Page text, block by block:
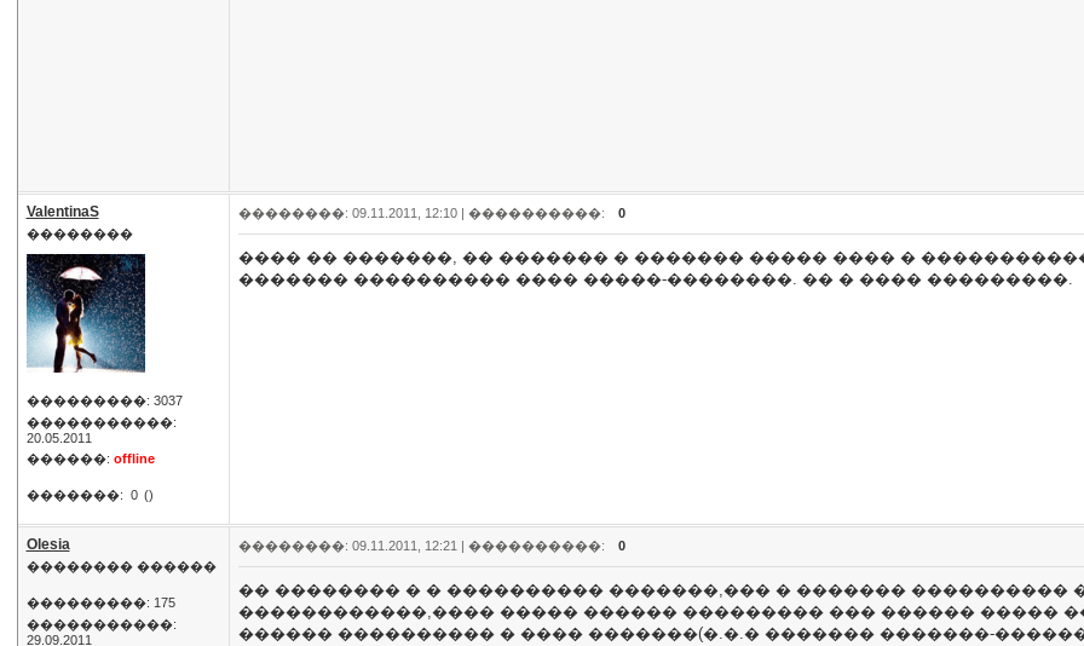
ValentinaS
��������
���������: 3037
�����������:
20.05.2011
������: offline
�������: 0 ()
��������: 09.11.2011, 12:10 | ����������: 0
���� �� �������, �� ������� � ������� ����� ���� �
������� ���������� ���� �����-��������. �� � ���� ���������.
Olesia
�������� ������
���������: 175
�����������:
29.09.2011
��������: 09.11.2011, 12:21 | ����������: 0
�� �������� � � ���������� �������,��� � ������� ����������
������������,���� ����� ������ ��������� ��� ������ �����
������ ���������� � ���� �������(�.�.� ������� �������-